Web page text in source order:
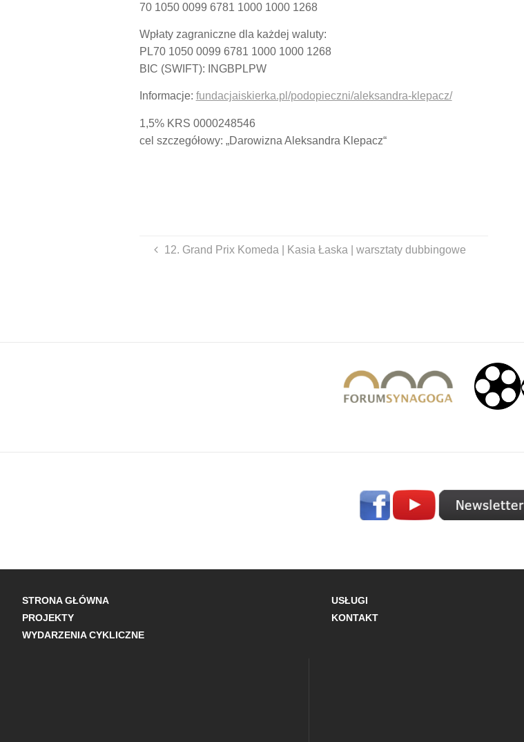
70 1050 0099 6781 1000 1000 1268
Wpłaty zagraniczne dla każdej waluty:
PL70 1050 0099 6781 1000 1000 1268
BIC (SWIFT): INGBPLPW
Informacje: fundacjaiskierka.pl/podopieczni/aleksandra-klepacz/
1,5% KRS 0000248546
cel szczegółowy: „Darowizna Aleksandra Klepacz“
12. Grand Prix Komeda | Kasia Łaska | warsztaty dubbingowe
STRONA GŁÓWNA
PROJEKTY
WYDARZENIA CYKLICZNE
USŁUGI
KONTAKT